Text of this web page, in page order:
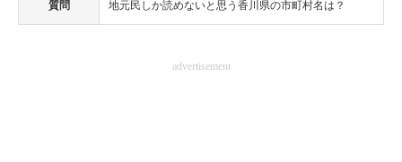
質問 地元民しか読めないと思う香川県の市町村名は？
advertisement